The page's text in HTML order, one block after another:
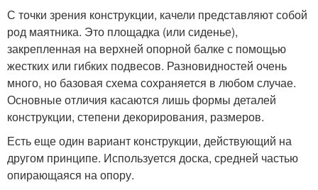
С точки зрения конструкции, качели представляют собой
род маятника. Это площадка (или сиденье),
закрепленная на верхней опорной балке с помощью
жестких или гибких подвесов. Разновидностей очень
много, но базовая схема сохраняется в любом случае.
Основные отличия касаются лишь формы деталей
конструкции, степени декорирования, размеров.
Есть еще один вариант конструкции, действующий на
другом принципе. Используется доска, средней частью
опирающаяся на опору.